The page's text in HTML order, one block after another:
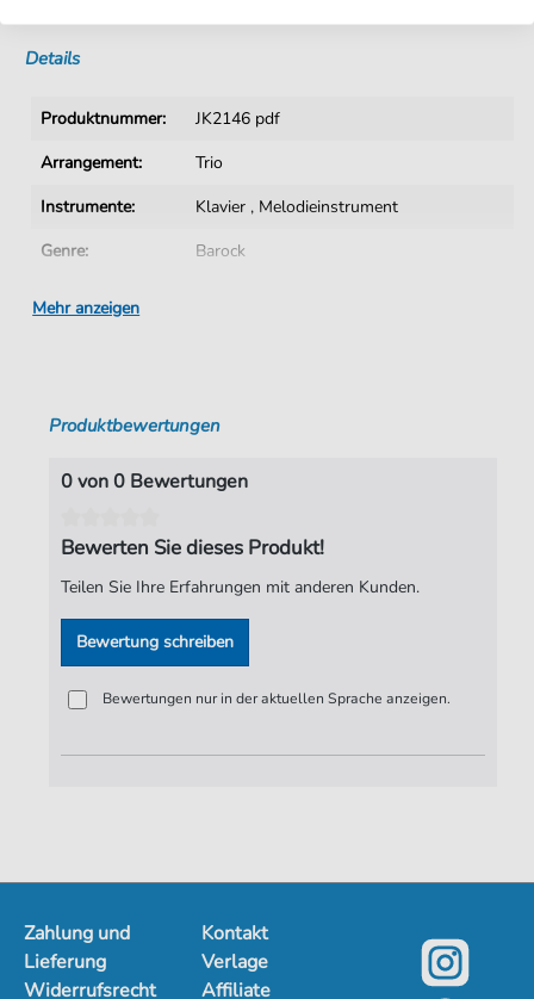
Details
Produktnummer:
JK2146 pdf
Arrangement:
Trio
Instrumente:
Klavier , Melodieinstrument
Genre:
Barock
Ära:
Autoren:
Telemann
Seiten:
13
Verlag:
Jürgen Knuth
Mehr anzeigen
Produktbewertungen
0 von 0 Bewertungen
Bewerten Sie dieses Produkt!
Teilen Sie Ihre Erfahrungen mit anderen Kunden.
Bewertung schreiben
Bewertungen nur in der aktuellen Sprache anzeigen.
Zahlung und
Lieferung
Widerrufsrecht
Kontakt
Verlage
Affiliate